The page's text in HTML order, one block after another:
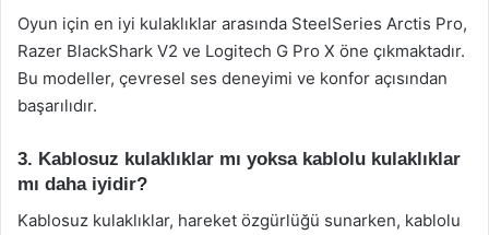
Oyun için en iyi kulaklıklar arasında SteelSeries Arctis Pro,
Razer BlackShark V2 ve Logitech G Pro X öne çıkmaktadır.
Bu modeller, çevresel ses deneyimi ve konfor açısından
başarılıdır.
3. Kablosuz kulaklıklar mı yoksa kablolu kulaklıklar
mı daha iyidir?
Kablosuz kulaklıklar, hareket özgürlüğü sunarken, kablolu